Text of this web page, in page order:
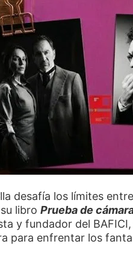
desafía los límites
libro Prueba de
y fundador del
para enfrentar los